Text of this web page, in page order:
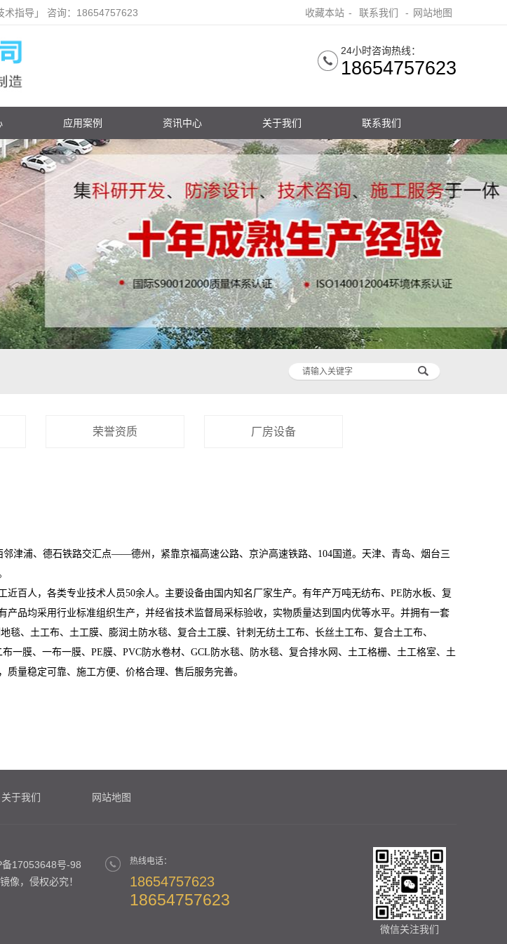
收藏本站 - 联系我们 - 网站地图
术指导」 咨询：18654757623
24小时咨询热线：
18654757623
应用案例 资讯中心 关于我们 联系我们
荣誉资质 厂房设备
津浦、德石铁路交汇点——德州，紧靠京福高速公路、京沪高速铁路、104国道。天津、青岛、烟台三
人，各类专业技术人员50余人。主要设备由国内知名厂家生产。有年产万吨无纺布、PE防水板、复
品均采用行业标准组织生产，并经省技术监督局采标验收，实物质量达到国内优等水平。并拥有一套
、土工布、土工膜、膨润土防水毯、复合土工膜、针刺无纺土工布、长丝土工布、复合土工布、
一膜、一布一膜、PE膜、PVC防水卷材、GCL防水毯、防水毯、复合排水网、土工格栅、土工格室、土
量稳定可靠、施工方便、价格合理、售后服务完善。
关于我们 网站地图
备17053648号-98
像，侵权必究！
热线电话：
18654757623
18654757623
微信关注我们